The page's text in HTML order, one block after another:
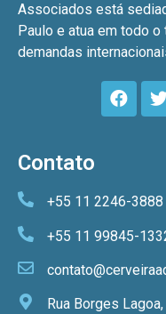
Associados está
Paulo e atua em todo
demandas
Contato
+55 11 2246-3888
+55 11 99845-
Rua Borges